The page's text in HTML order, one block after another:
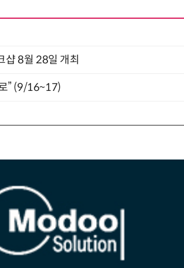
샵 8월 28일 개최
” (9/16~17)